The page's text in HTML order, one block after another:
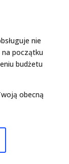
nie
na początku
budżetu
obecną